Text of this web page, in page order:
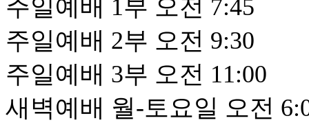
주일예배 1부 오전 7:45
주일예배 2부 오전 9:30
주일예배 3부 오전 11:00
새벽예배 월-토요일 오전